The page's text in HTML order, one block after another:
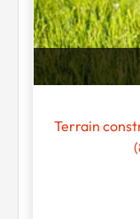
Terrain